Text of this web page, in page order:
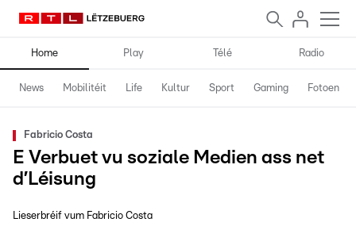
Home Play Télé Radio
News Mobilitéit Life Kultur Sport Gaming Fotoen
Fabricio Costa
E Verbuet vu soziale Medien ass net
d’Léisung
Lieserbréif vum Fabricio Costa